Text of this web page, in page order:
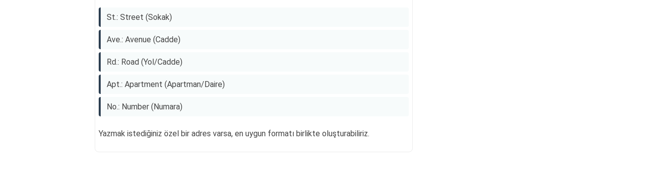
St.: Street (Sokak)
Ave.: Avenue (Cadde)
Rd.: Road (Yol/Cadde)
Apt.: Apartment (Apartman/Daire)
No.: Number (Numara)
Yazmak istediğiniz özel bir adres varsa, en uygun formatı birlikte oluşturabiliriz.